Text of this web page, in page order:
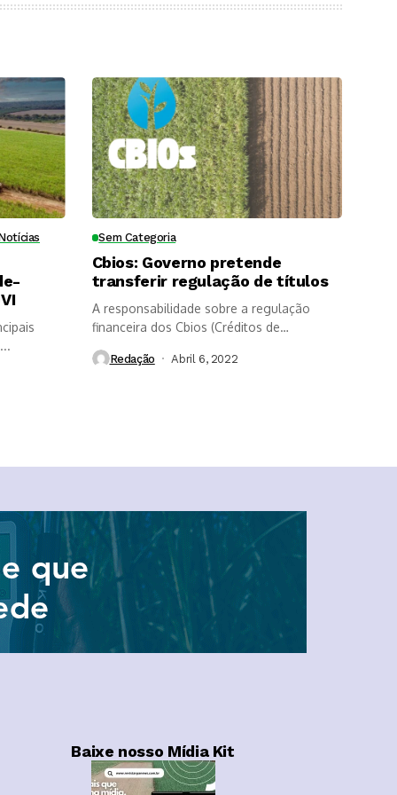
Sem Categoria
Cbios: Governo pretende
transferir regulação de títulos
A responsabilidade sobre a regulação
financeira dos Cbios (Créditos de
Redação Abril 6, 2022
Baixe nosso Mídia Kit